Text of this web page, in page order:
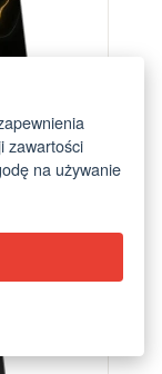
- Thunder
zawartości
na używanie